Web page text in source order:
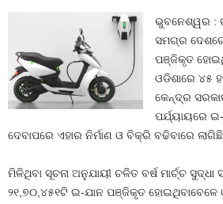
ଭୁବନେଶ୍ୱର :
ସମଗ୍ର
ପଞ୍ଜିକୃତ
ଓଡିଶାରେ ୪୫
କେନ୍ଦ୍ର
ପର୍ଯ୍ୟାୟରେ
ଦେବାପରେ ଏହାର ନିର୍ମାଣ ଓ ବିକ୍ରି ବଢିବାରେ
ମିଳିଥିବା ସୂଚନା ଅନୁଯାୟୀ ଚଳିତ ବର୍ଷ ମାର୍ଚ୍ଚ
୨୧,୭୦,୪୫୧ଟି ଇ-ଯାନ ପଞ୍ଜିକୃତ ହୋଇଥିବାବେଳେ